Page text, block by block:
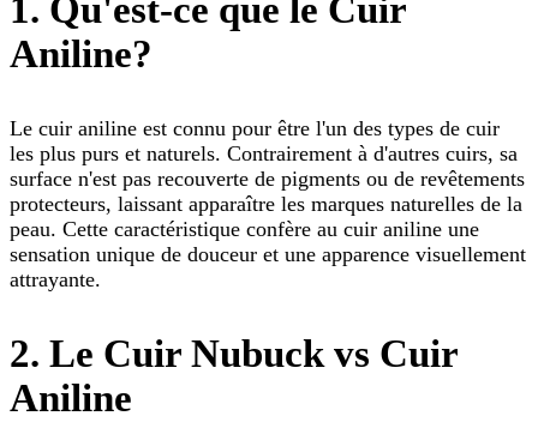
1. Qu'est-ce que le Cuir
Aniline?
Le cuir aniline est connu pour être l'un des types de cuir
les plus purs et naturels. Contrairement à d'autres cuirs, sa
surface n'est pas recouverte de pigments ou de revêtements
protecteurs, laissant apparaître les marques naturelles de la
peau. Cette caractéristique confère au cuir aniline une
sensation unique de douceur et une apparence visuellement
attrayante.
2. Le Cuir Nubuck vs Cuir
Aniline